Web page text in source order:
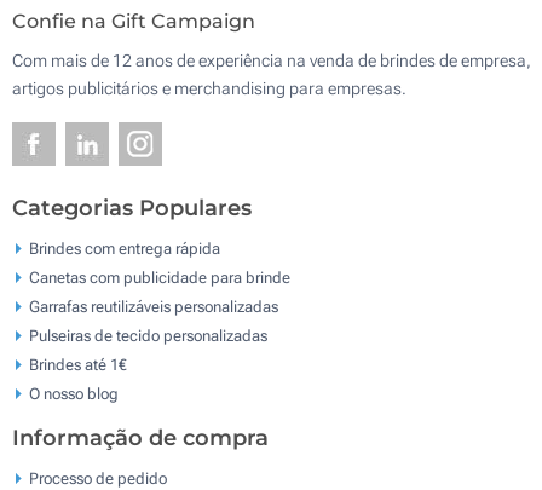
Confie na Gift Campaign
Com mais de 12 anos de experiência na venda de brindes de empresa,
artigos publicitários e merchandising para empresas.
Categorias Populares
Brindes com entrega rápida
Canetas com publicidade para brinde
Garrafas reutilizáveis personalizadas
Pulseiras de tecido personalizadas
Brindes até 1€
O nosso blog
Informação de compra
Processo de pedido